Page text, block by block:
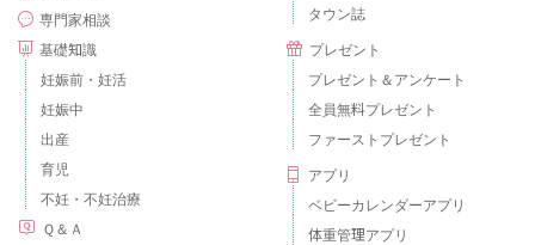
専門家相談
基礎知識
妊娠前・妊活
妊娠中
出産
育児
不妊・不妊治療
Ｑ＆Ａ
タウン誌
プレゼント
プレゼント＆アンケート
全員無料プレゼント
ファーストプレゼント
アプリ
ベビーカレンダーアプリ
体重管理アプリ